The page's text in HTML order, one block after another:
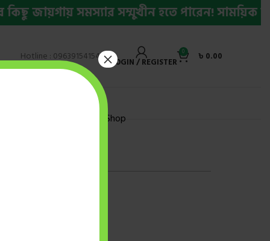
সমস্যার সম্মুখীন হতে পারেন! সাময়িক
Hotline : 09639154154 LOGIN / REGISTER
0 ৳ 0.00
Shop
×